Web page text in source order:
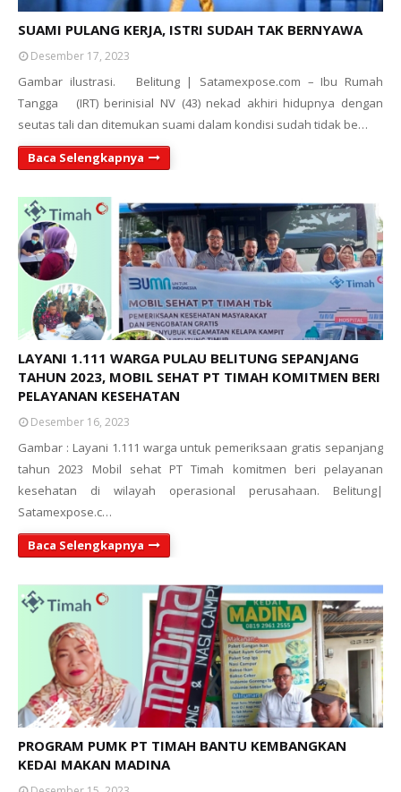
SUAMI PULANG KERJA, ISTRI SUDAH TAK BERNYAWA
Desember 17, 2023
Gambar ilustrasi. Belitung | Satamexpose.com – Ibu Rumah
Tangga (IRT) berinisial NV (43) nekad akhiri hidupnya dengan
seutas tali dan ditemukan suami dalam kondisi sudah tidak be…
Baca Selengkapnya
LAYANI 1.111 WARGA PULAU BELITUNG SEPANJANG
TAHUN 2023, MOBIL SEHAT PT TIMAH KOMITMEN BERI
PELAYANAN KESEHATAN
Desember 16, 2023
Gambar : Layani 1.111 warga untuk pemeriksaan gratis sepanjang
tahun 2023 Mobil sehat PT Timah komitmen beri pelayanan
kesehatan di wilayah operasional perusahaan. Belitung|
Satamexpose.c…
Baca Selengkapnya
PROGRAM PUMK PT TIMAH BANTU KEMBANGKAN
KEDAI MAKAN MADINA